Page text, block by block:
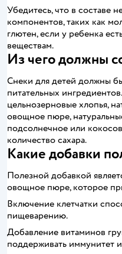
Убедитесь, что в составе
компонентов, таких как
глютен, если у ребенка
веществам.
Из чего должны
Снеки для детей должны
питательных
цельнозерновые хлопья,
овощное пюре,
подсолнечное или
количество сахара.
Какие добавки
Полезной добавкой
овощное пюре, которое
Включение клетчатки
пищеварению.
Добавление витаминов
поддерживать иммунитет